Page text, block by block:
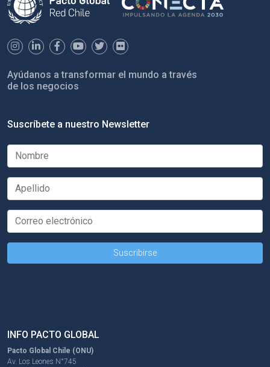
Ayúdanos a transformar el mundo a través
de los negocios
Suscríbete a nuestro Newsletter
INFO PACTO GLOBAL
Pacto Global Chile (ONU)
Av. Los Leones N°745